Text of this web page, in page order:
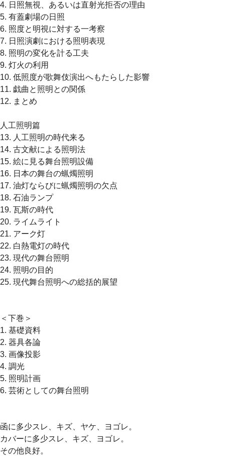
4. 日照無視、あるいは直射光拒否の理由
5. 有蓋劇場の日照
6. 照度と明視に対する一考察
7. 日照演劇における照明表現
8. 照明の変化を計る工夫
9. 灯火の利用
10. 低照度が歌舞伎演出へもたらした影響
11. 戯曲と照明との関係
12. まとめ
人工照明篇
13. 人工照明の時代来る
14. 古文献による照明法
15. 絵に見る舞台照明設備
16. 日本の舞台の蝋燭照明
17. 油灯ならびに蝋燭照明の欠点
18. 石油ランプ
19. 瓦斯の時代
20. ライムライト
21. アーク灯
22. 白熱電灯の時代
23. 現代の舞台照明
24. 照明の目的
25. 現代舞台照明への総括的展望
＜下巻＞
1. 基礎資料
2. 器具各論
3. 画像投影
4. 調光
5. 照明計画
6. 芸術としての舞台照明
函に多少スレ、キズ、ヤケ、ヨゴレ。
カバーに多少スレ、キズ、ヨゴレ。
その他良好。